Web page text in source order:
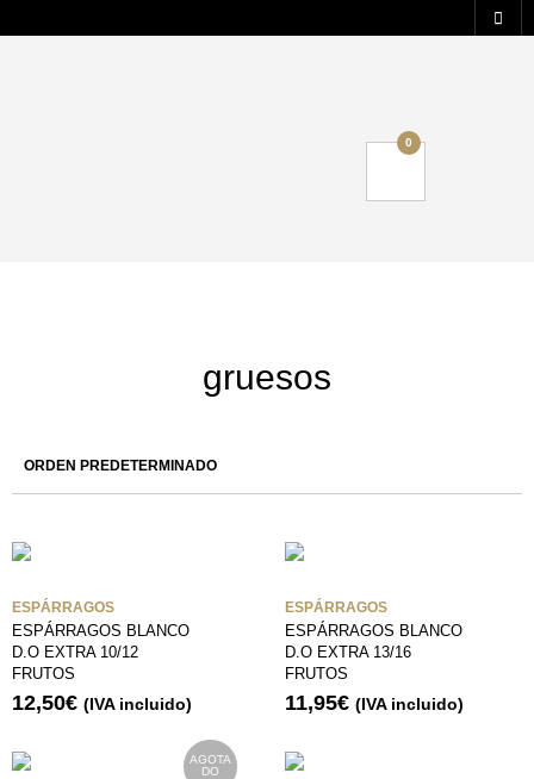
0
gruesos
ESPÁRRAGOS
ESPÁRRAGOS BLANCO
D.O EXTRA 10/12
FRUTOS
12,50€ (IVA incluido)
ESPÁRRAGOS
ESPÁRRAGOS BLANCO
D.O EXTRA 13/16
FRUTOS
11,95€ (IVA incluido)
AGOTA
DO